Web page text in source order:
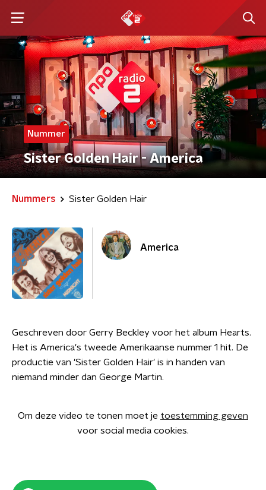
Nummer
Sister Golden Hair - America
Nummers Sister Golden Hair
America
Geschreven door Gerry Beckley voor het album Hearts.
Het is America's tweede Amerikaanse nummer 1 hit. De
productie van 'Sister Golden Hair' is in handen van
niemand minder dan George Martin.
Om deze video te tonen moet je toestemming geven
voor social media cookies.